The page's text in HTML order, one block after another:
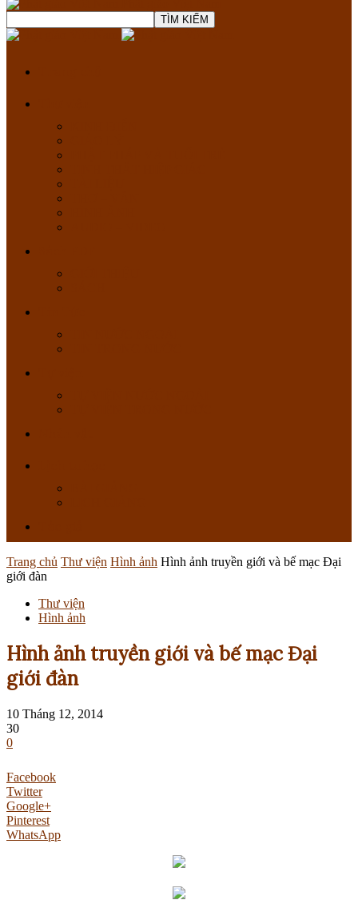
Trang chủ Thư viện Hình ảnh Hình ảnh truyền giới và bế mạc Đại
giới đàn
Thư viện
Hình ảnh
Hình ảnh truyền giới và bế mạc Đại
giới đàn
10 Tháng 12, 2014
30
0
Facebook
Twitter
Google+
Pinterest
WhatsApp